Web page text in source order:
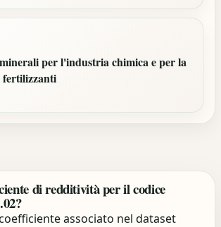
per l'industria chimica e per la
di redditività per il codice
associato nel dataset